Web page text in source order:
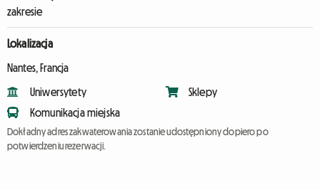
zakresie
Lokalizacja
Nantes, Francja
Uniwersytety
Komunikacja miejska
Sklepy
Dokładny adres zakwaterowania zostanie udostępniony dopiero po
potwierdzeniu rezerwacji.